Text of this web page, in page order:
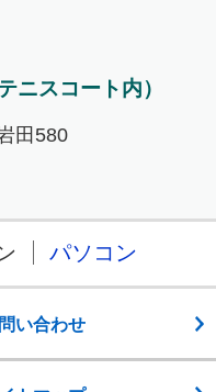
ニスコート内）
田580
パソコン
い合わせ